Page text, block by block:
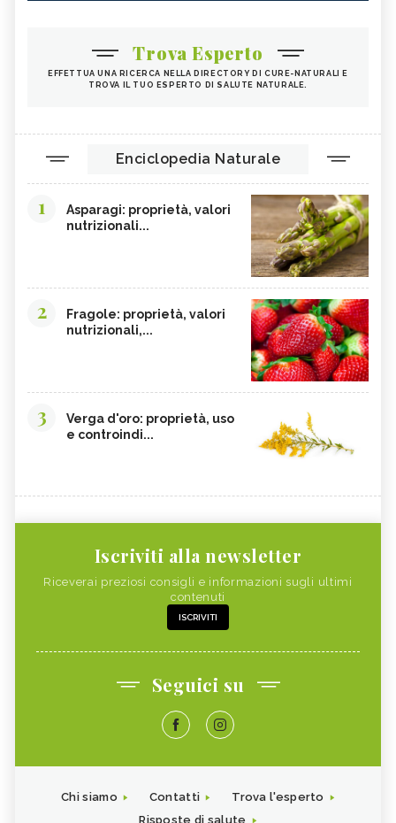
Trova Esperto
EFFETTUA UNA RICERCA NELLA DIRECTORY DI CURE-NATURALI E
TROVA IL TUO ESPERTO DI SALUTE NATURALE.
Enciclopedia Naturale
1
Asparagi: proprietà, valori
nutrizionali...
2
Fragole: proprietà, valori
nutrizionali,...
3
Verga d'oro: proprietà, uso
e controindi...
Iscriviti alla newsletter
Riceverai preziosi consigli e informazioni sugli ultimi
contenuti
ISCRIVITI
Seguici su
Chi siamo Contatti
Trova l'esperto
Risposte di salute